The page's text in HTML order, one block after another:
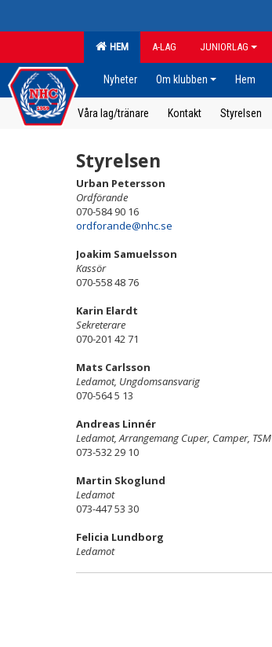
HEM A-LAG JUNIORLAG
Nyheter Om klubben Hem
Våra lag/tränare Kontakt Styrelsen
Styrelsen
Urban Petersson
Ordförande
070-584 90 16
ordforande@nhc.se
Joakim Samuelsson
Kassör
070-558 48 76
Karin Elardt
Sekreterare
070-201 42 71
Mats Carlsson
Ledamot, Ungdomsansvarig
070-564 5 13
Andreas Linnér
Ledamot, Arrangemang Cuper, Camper, TSM
073-532 29 10
Martin Skoglund
Ledamot
073-447 53 30
Felicia Lundborg
Ledamot